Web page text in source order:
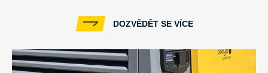
DOZVĚDĚT SE VÍCE